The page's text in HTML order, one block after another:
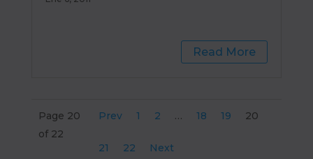
Read More
Page 20
of 22
Prev 1 2 … 18 19 20
21 22 Next